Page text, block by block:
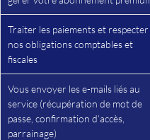
Traiter les paiements et respecter
nos obligations comptables et
fiscales
Vous envoyer les e-mails liés au
service (récupération de mot de
passe, confirmation d’accès,
parrainage)